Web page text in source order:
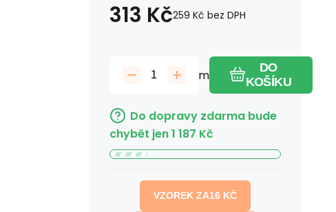
313 Kč259 Kč bez DPH
m
DO
KOŠÍKU
Do dopravy zdarma bude
chybět jen1 187 Kč
VZOREK ZA16 KČ